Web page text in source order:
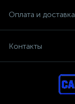
Оплата и доставка
Контакты